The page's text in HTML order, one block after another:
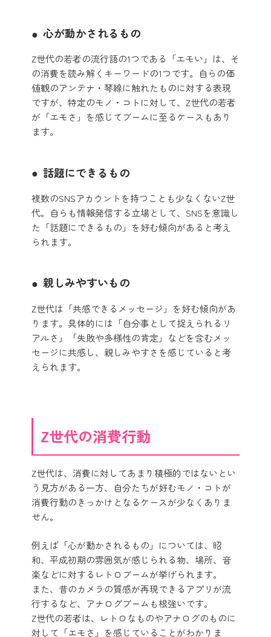
心が動かされるもの
Z世代の若者の流行語の1つである「エモい」は、そ
の消費を読み解くキーワードの1つです。自らの価
値観のアンテナ・琴線に触れたものに対する表現
ですが、特定のモノ・コトに対して、Z世代の若者
が「エモさ」を感じてブームに至るケースもあり
ます。
話題にできるもの
複数のSNSアカウントを持つことも少なくないZ世
代。自らも情報発信する立場として、SNSを意識し
た「話題にできるもの」を好む傾向があると考え
られます。
親しみやすいもの
Z世代は「共感できるメッセージ」を好む傾向があ
ります。具体的には「自分事として捉えられるリ
アルさ」「失敗や多様性の肯定」などを含むメッ
セージに共感し、親しみやすさを感じていると考
えられます。
Z世代の消費行動
Z世代は、消費に対してあまり積極的ではないとい
う見方がある一方、自分たちが好むモノ・コトが
消費行動のきっかけとなるケースが少なくありま
せん。
例えば「心が動かされるもの」については、昭
和、平成初期の雰囲気が感じられる物、場所、音
楽などに対するレトロブームが挙げられます。
また、昔のカメラの質感が再現できるアプリが流
行するなど、アナログブームも根強いです。
Z世代の若者は、レトロなものやアナログのものに
対して「エモさ」を感じていることがわかりま